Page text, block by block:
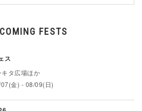
FESTS
ス
タ広場ほか
金) - 08/09(日)